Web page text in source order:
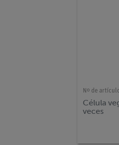
Nº de
Célula
veces